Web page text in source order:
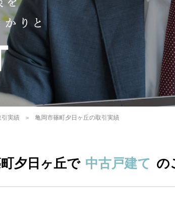
引実績 亀岡市篠町夕日ヶ丘の取引実績
夕日ヶ丘で 中古戸建て の